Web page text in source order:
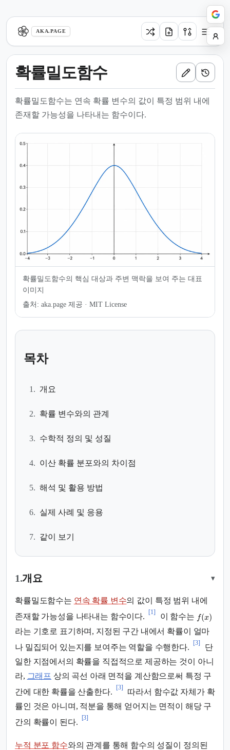
AKA.PAGE
확률밀도함수
확률밀도함수는 연속 확률 변수의 값이 특정 범위 내에
존재할 가능성을 나타내는 함수이다.
확률밀도함수의 핵심 대상과 주변 맥락을 보여 주는 대표
이미지
출처: aka.page 제공 · MIT License
목차
1. 개요
2. 확률 변수와의 관계
3. 수학적 정의 및 성질
4. 이산 확률 분포와의 차이점
5. 해석 및 활용 방법
6. 실제 사례 및 응용
7. 같이 보기
1.개요 ▾
확률밀도함수는 연속 확률 변수의 값이 특정 범위 내에
존재할 가능성을 나타내는 함수이다.
[1]
이 함수는 f(x)
라는 기호로 표기하며, 지정된 구간 내에서 확률이 얼마
나 밀집되어 있는지를 보여주는 역할을 수행한다.
[3]
단
일한 지점에서의 확률을 직접적으로 제공하는 것이 아니
라, 그래프 상의 곡선 아래 면적을 계산함으로써 특정 구
간에 대한 확률을 산출한다.
[3]
따라서 함수값 자체가 확
률인 것은 아니며, 적분을 통해 얻어지는 면적이 해당 구
간의 확률이 된다.
[3]
누적 분포 함수와의 관계를 통해 함수의 성질이 정의된